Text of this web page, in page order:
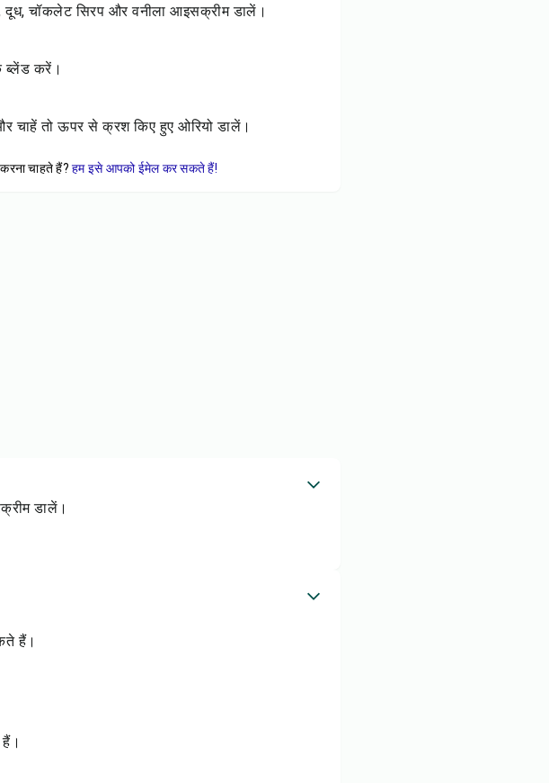
दूध, चॉकलेट सिरप और वनीला आइसक्रीम डालें।
ब्लेंड करें।
चाहें तो ऊपर से क्रश किए हुए ओरियो डालें।
चाहते हैं? हम इसे आपको ईमेल कर सकते हैं!
डालें।
हैं।